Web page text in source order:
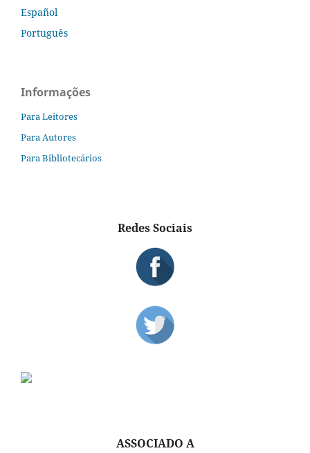
Español
Português
Informações
Para Leitores
Para Autores
Para Bibliotecários
Redes Sociais
ASSOCIADO A